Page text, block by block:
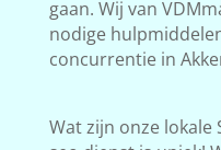
gaan. Wij van
nodige
concurrentie in
Wat zijn onze lokale